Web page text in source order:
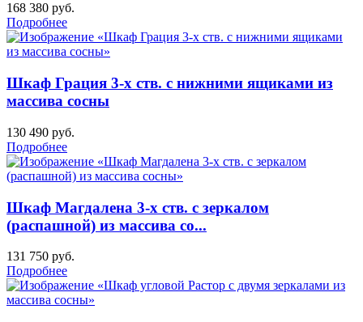
168 380 руб.
Подробнее
Шкаф Грация 3-х ств. с нижними ящиками из
массива сосны
130 490 руб.
Подробнее
Шкаф Магдалена 3-х ств. с зеркалом
(распашной) из массива со...
131 750 руб.
Подробнее